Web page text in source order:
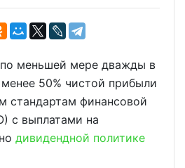
по меньшей мере дважды в
менее 50% чистой прибыли
стандартам финансовой
с выплатами на
дивидендной политике